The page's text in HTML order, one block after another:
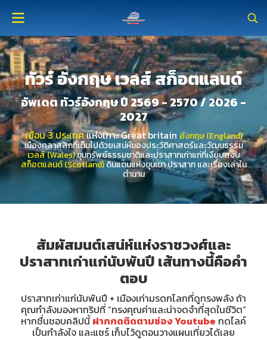
ทัวร์ อังกฤษ เวลส์ สก็อตแลนด์
อัพเดต ทัวร์อังกฤษ ปี 2569 - 2570 / 2026 -
2027
เยือน 3 ประเทศแห่งเกาะ Great britain อังกฤษ (England)
เมืองคลาสสิกที่เต็มไปด้วยเสน่ห์ของประวัติศาสตร์และวัฒนธรรม
เวลส์ (Wales)ขุมทรัพย์ธรรมชาติและปราสาทเก่าแก่ที่เงียบสงบ
สก็อตแลนด์ (Scotland)ดินแดนแห่งขุนเขา ปราสาท และเรื่องเล่าใน
ตำนาน
สัมผัสมนต์เสน่ห์แห่งราชวงศ์และ
ปราสาทเก่าแก่นับพันปี เส้นทางนี้คือคำ
ตอบ
ปราสาทเก่าแก่นับพันปี + เมืองเก่ามรดกโลกที่ดูทรงพลัง ถ้า
คุณกำลังมองหาทริปที่ “ทรงคุณค่าและน่าจดจำที่สุดในชีวิต”
หากชื่นชอบคลิปนี้ฝากกดติดตามช่อง Youtube กดไลค์
เป็นกำลังใจ และแชร์ เก็บไว้ดูตอนวางแผนเที่ยวได้เลย